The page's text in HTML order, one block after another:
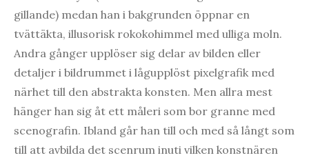
gillande) medan han i bakgrunden öppnar en
tvättäkta, illusorisk rokokohimmel med ulliga moln.
Andra gånger upplöser sig delar av bilden eller
detaljer i bildrummet i lågupplöst pixelgrafik med
närhet till den abstrakta konsten. Men allra mest
hänger han sig åt ett måleri som bor granne med
scenografin. Ibland går han till och med så långt som
till att avbilda det scenrum inuti vilken konstnären